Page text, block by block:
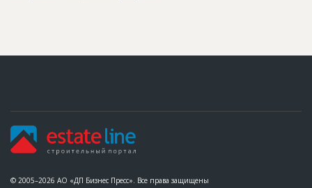
© 2005–2026 АО «ДП Бизнес Пресс». Все права защищены